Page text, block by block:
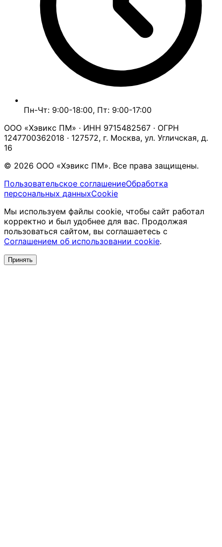
Пн-Чт: 9:00-18:00, Пт: 9:00-17:00
ООО «Хэвикс ПМ» · ИНН 9715482567 · ОГРН
1247700362018 · 127572, г. Москва, ул. Угличская, д.
16
© 2026 ООО «Хэвикс ПМ». Все права защищены.
Пользовательское соглашениеОбработка
персональных данныхCookie
Мы используем файлы cookie, чтобы сайт работал
корректно и был удобнее для вас. Продолжая
пользоваться сайтом, вы соглашаетесь с
Соглашением об использовании cookie.
Принять